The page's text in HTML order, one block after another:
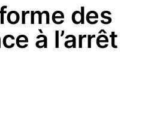
des
à l’arrêt